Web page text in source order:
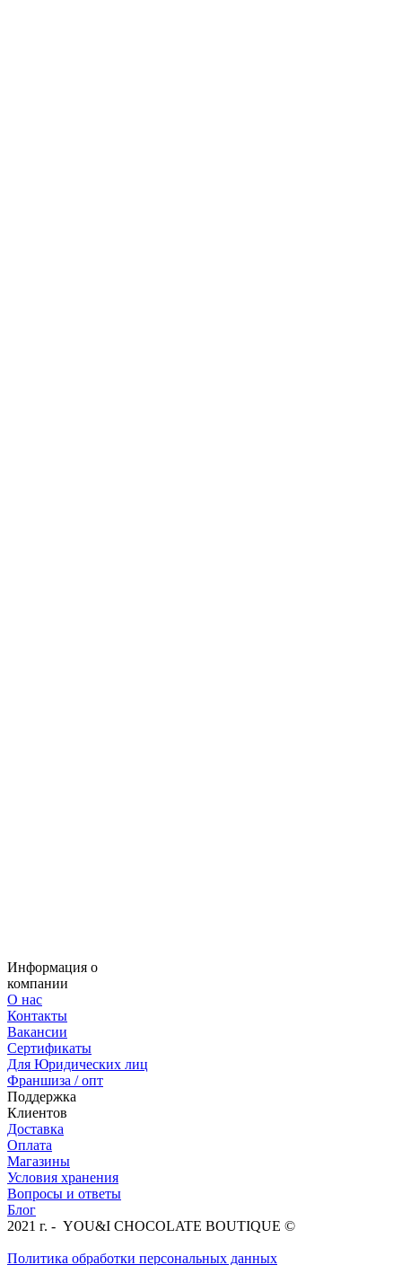
Информация о
компании
О нас
Контакты
Вакансии
Сертификаты
Для Юридических лиц
Франшиза / опт
Поддержка
Клиентов
Доставка
Оплата
Магазины
Условия хранения
Вопросы и ответы
Блог
2021 г. - YOU&I CHOCOLATE BOUTIQUE ©
Политика обработки персональных данных